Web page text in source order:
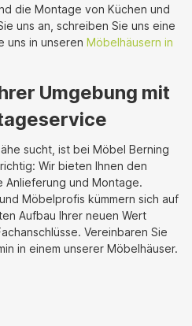
die Montage von Küchen und
uns an, schreiben Sie uns eine
uns in unseren Möbelhäusern in
Umgebung mit
sucht, ist bei Möbel Berning
Wir bieten Ihnen den
Anlieferung und Montage.
Möbelprofis kümmern sich auf
Aufbau Ihrer neuen Wert
Vereinbaren Sie
in einem unserer Möbelhäuser.